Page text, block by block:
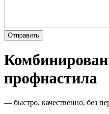
профнастила
— быстро, качественно, без